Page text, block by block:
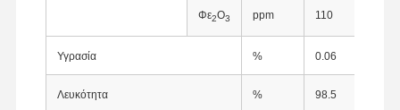
Φε2Ο3 ppm 110
Υγρασία % 0.06
Λευκότητα % 98.5